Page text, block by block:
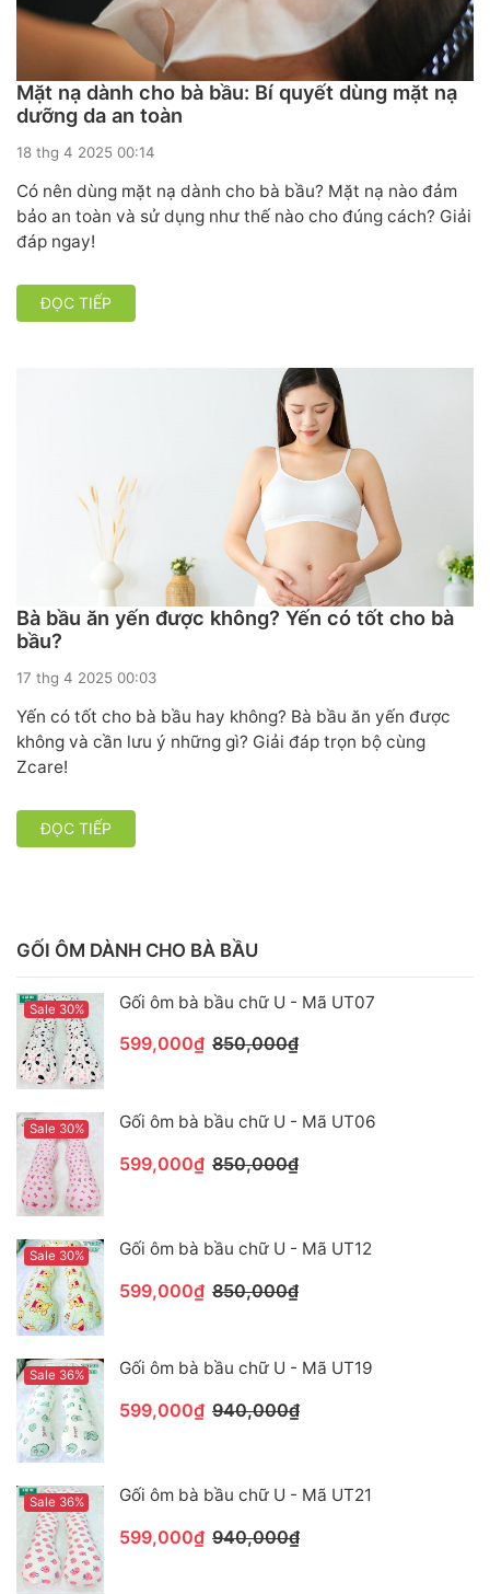
GỐI ÔM DÀNH CHO BÀ BẦU
Sale 30% Gối ôm bà bầu chữ U - Mã UT07
599,000₫ 850,000₫
Sale 30% Gối ôm bà bầu chữ U - Mã UT06
599,000₫ 850,000₫
Sale 30% Gối ôm bà bầu chữ U - Mã UT12
599,000₫ 850,000₫
Sale 36% Gối ôm bà bầu chữ U - Mã UT19
599,000₫ 940,000₫
Sale 36% Gối ôm bà bầu chữ U - Mã UT21
599,000₫ 940,000₫
Mặt nạ dành cho bà bầu: Bí quyết dùng mặt nạ
dưỡng da an toàn
18 thg 4 2025 00:14
Có nên dùng mặt nạ dành cho bà bầu? Mặt nạ nào đảm
bảo an toàn và sử dụng như thế nào cho đúng cách? Giải
đáp ngay!
ĐỌC TIẾP
Bà bầu ăn yến được không? Yến có tốt cho bà
bầu?
17 thg 4 2025 00:03
Yến có tốt cho bà bầu hay không? Bà bầu ăn yến được
không và cần lưu ý những gì? Giải đáp trọn bộ cùng
Zcare!
ĐỌC TIẾP